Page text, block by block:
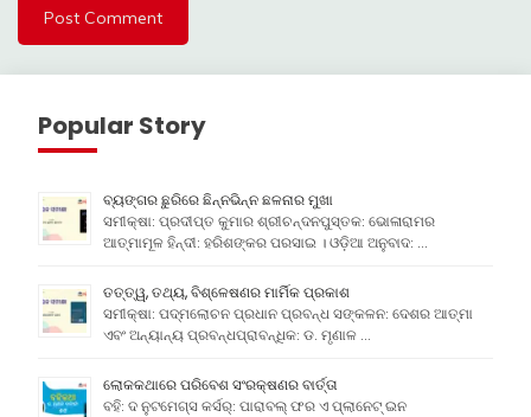
Popular Story
ବ୍ୟଙ୍ଗର ଛୁରିରେ ଛିନ୍ନଭିନ୍ନ ଛଳନାର ମୁଖା
ସମୀକ୍ଷା: ପ୍ରଦୀପ୍ତ କୁମାର ଶ୍ରୀଚନ୍ଦନପୁସ୍ତକ: ଭୋଳାରାମର
ଆତ୍ମାମୂଳ ହିନ୍ଦୀ: ହରିଶଙ୍କର ପରସାଇ । ଓଡ଼ିଆ ଅନୁବାଦ: …
ତତ୍ତ୍ୱ, ତଥ୍ୟ, ବିଶ୍ଳେଷଣର ମାର୍ମିକ ପ୍ରକାଶ
ସମୀକ୍ଷା: ପଦ୍ମଲୋଚନ ପ୍ରଧାନ ପ୍ରବନ୍ଧ ସଙ୍କଳନ: ଦେଶର ଆତ୍ମା
ଏବଂ ଅନ୍ୟାନ୍ୟ ପ୍ରବନ୍ଧପ୍ରାବନ୍ଧିକ: ଡ. ମୃଣାଳ …
ଲୋକକଥାରେ ପରିବେଶ ସଂରକ୍ଷଣର ବାର୍ତ୍ତା
ବହି: ଦ ନୁଟମେଗ୍ସ କର୍ସର୍: ପାରାବଲ୍ ଫର ଏ ପ୍ଲାନେଟ୍ ଇନ